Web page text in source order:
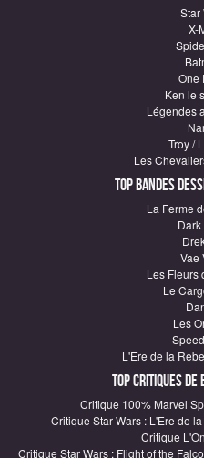
Star
X-
One
Ken le
Légendes
Troy /
Les
Top Bandes
La Ferme
Vae
Les Fleurs
Le
Les
L'Ere de la
Top critiques de
Critique 100% Marvel
Critique Star Wars : L'Ere de
Critique
Critique Star Wars : Flight of the